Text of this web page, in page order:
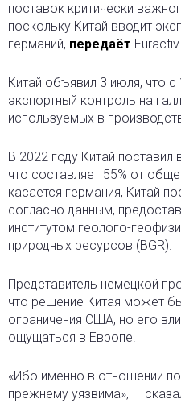
поставок критически
поскольку Китай вводит
германий, передаёт Euractiv.
Китай объявил 3 июля, что с
экспортный контроль на
используемых в
В 2022 году Китай поставил
что составляет 55% от
касается германия, Китай
согласно данным,
институтом геолого-
природных ресурсов (BGR).
Представитель немецкой
что решение Китая может
ограничения США, но его
ощущаться в Европе.
«Ибо именно в отношении
прежнему уязвима», —